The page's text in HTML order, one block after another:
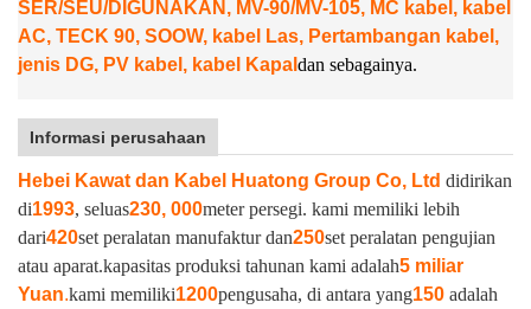
SER/SEU/DIGUNAKAN, MV-90/MV-105, MC kabel, kabel
AC, TECK 90, SOOW, kabel Las, Pertambangan kabel,
jenis DG, PV kabel, kabel Kapal dan sebagainya.
Informasi perusahaan
Hebei Kawat dan Kabel Huatong Group Co, Ltd didirikan
di1993, seluas230, 000meter persegi. kami memiliki lebih
dari420set peralatan manufaktur dan250set peralatan pengujian
atau aparat.kapasitas produksi tahunan kami adalah5 miliar
Yuan.kami memiliki1200pengusaha, di antara yang150 adalah